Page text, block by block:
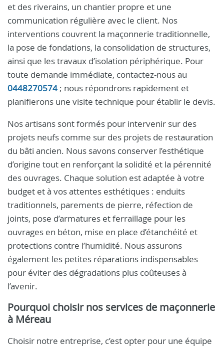
et des riverains, un chantier propre et une
communication régulière avec le client. Nos
interventions couvrent la maçonnerie traditionnelle,
la pose de fondations, la consolidation de structures,
ainsi que les travaux d’isolation périphérique. Pour
toute demande immédiate, contactez-nous au
0448270574 ; nous répondrons rapidement et
planifierons une visite technique pour établir le devis.
Nos artisans sont formés pour intervenir sur des
projets neufs comme sur des projets de restauration
du bâti ancien. Nous savons conserver l’esthétique
d’origine tout en renforçant la solidité et la pérennité
des ouvrages. Chaque solution est adaptée à votre
budget et à vos attentes esthétiques : enduits
traditionnels, parements de pierre, réfection de
joints, pose d’armatures et ferraillage pour les
ouvrages en béton, mise en place d’étanchéité et
protections contre l’humidité. Nous assurons
également les petites réparations indispensables
pour éviter des dégradations plus coûteuses à
l’avenir.
Pourquoi choisir nos services de maçonnerie
à Méreau
Choisir notre entreprise, c’est opter pour une équipe